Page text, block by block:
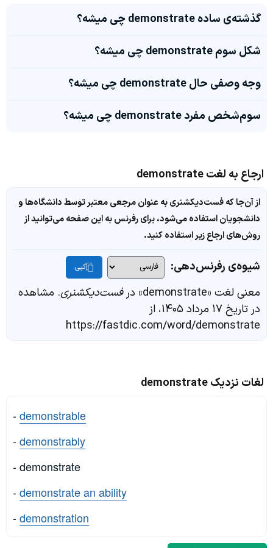
گذشته‌ی ساده demonstrate چی میشه؟
شکل سوم demonstrate چی میشه؟
وجه وصفی حال demonstrate چی میشه؟
سوم‌شخص مفرد demonstrate چی میشه؟
ارجاع به لغت demonstrate
از آن‌جا که فست‌دیکشنری به عنوان مرجعی معتبر توسط دانشگاه‌ها و
دانشجویان استفاده می‌شود، برای رفرنس به این صفحه می‌توانید از
روش‌های ارجاع زیر استفاده کنید.
شیوه‌ی رفرنس‌دهی: کپی
معنی لغت «demonstrate» در فست‌دیکشنری. مشاهده
در تاریخ ۱۷ مرداد ۱۴۰۵، از
https://fastdic.com/word/demonstrate
لغات نزدیک demonstrate
-demonstrable
-demonstrably
- demonstrate
-demonstrate an ability
-demonstration